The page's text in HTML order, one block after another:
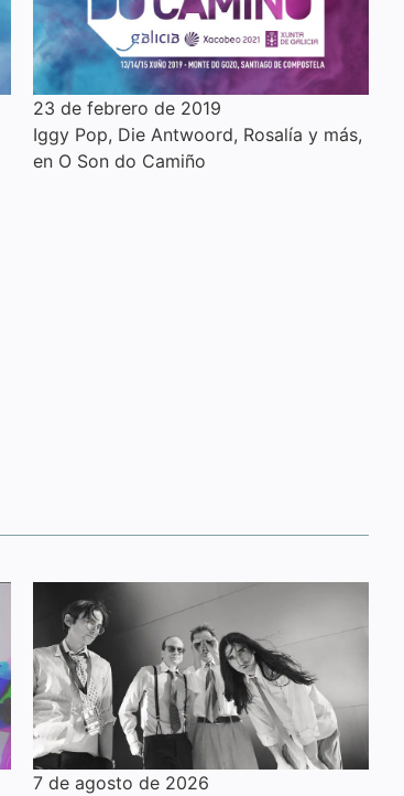
23 de febrero de 2019
Iggy Pop, Die Antwoord, Rosalía y más,
en O Son do Camiño
7 de agosto de 2026